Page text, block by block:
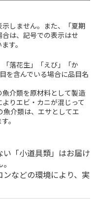
しません。また、「夏期
は、記号での表示はせ
す。
落花生」「えび」「か
を含んでいる場合に品目名
介類を原材料として製造
りエビ・カニが混じって
魚介類は、エサとしてエ
。
「小道具類」はお届け
などの環境により、実